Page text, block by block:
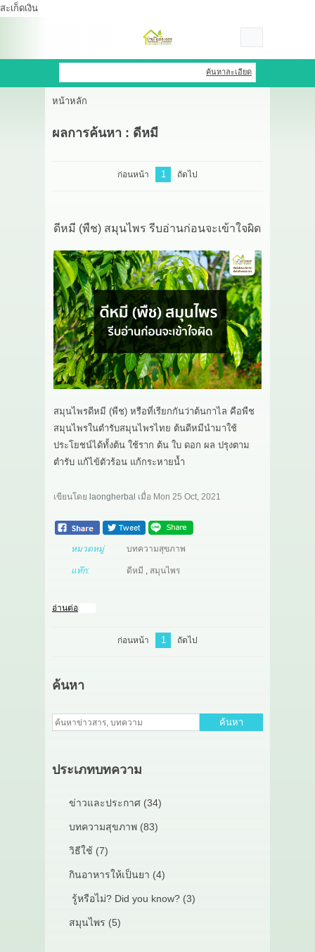
สะเก็ดเงิน
เข้าสู่ระบบ สมัครสมาชิก
สินค้าที่สนใจ
หน้าหลัก
HERBBRIGHT WELLNESS
GREEN HOUSE
เกี่ยวกับเรา
ค้นหาละเอียด
หน้าหลัก
ผลการค้นหา : ดีหมี
ก่อนหน้า 1 ถัดไป
ดีหมี (พืช) สมุนไพร รีบอ่านก่อนจะเข้าใจผิด
สมุนไพรดีหมี (พืช) หรือที่เรียกกันว่าต้นกาไล คือพืช
สมุนไพรในตำรับสมุนไพรไทย ต้นดีหมีนำมาใช้
ประโยชน์ได้ทั้งต้น ใช้ราก ต้น ใบ ดอก ผล ปรุงตาม
ตำรับ แก้ไข้ตัวร้อน แก้กระหายน้ำ
เขียนโดย laongherbal เมื่อ Mon 25 Oct, 2021
หมวดหมู่ บทความสุขภาพ
แท๊ก: ดีหมี , สมุนไพร
อ่านต่อ
ก่อนหน้า 1 ถัดไป
ค้นหา
ค้นหา
ประเภทบทความ
ข่าวและประกาศ (34)
บทความสุขภาพ (83)
วิธีใช้ (7)
กินอาหารให้เป็นยา (4)
รู้หรือไม่? Did you know? (3)
สมุนไพร (5)